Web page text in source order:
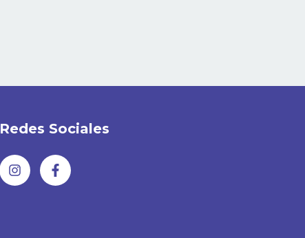
Redes Sociales